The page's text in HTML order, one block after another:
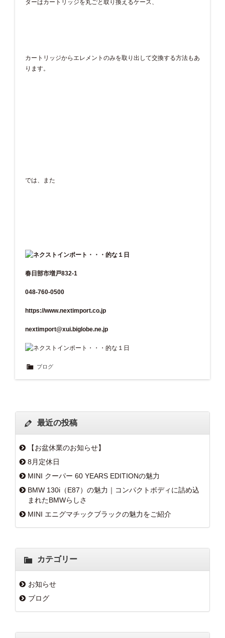
ターはカートリッジを丸ごと取り換えるケース、
カートリッジからエレメントのみを取り出して交換する方法もあ
ります。
では、また
春日部市増戸832-1
048-760-0500
https://www.nextimport.co.jp
nextimport@xui.biglobe.ne.jp
ブログ
最近の投稿
【お盆休業のお知らせ】
8月定休日
MINI クーパー 60 YEARS EDITIONの魅力
BMW 130i（E87）の魅力｜コンパクトボディに詰め込
まれたBMWらしさ
MINI エニグマチックブラックの魅力をご紹介
カテゴリー
お知らせ
ブログ